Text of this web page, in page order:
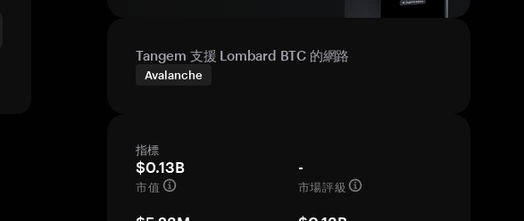
Tangem 支援 Lombard BTC 的網路
Avalanche
指標
$0.13B
市值
-
市場評級